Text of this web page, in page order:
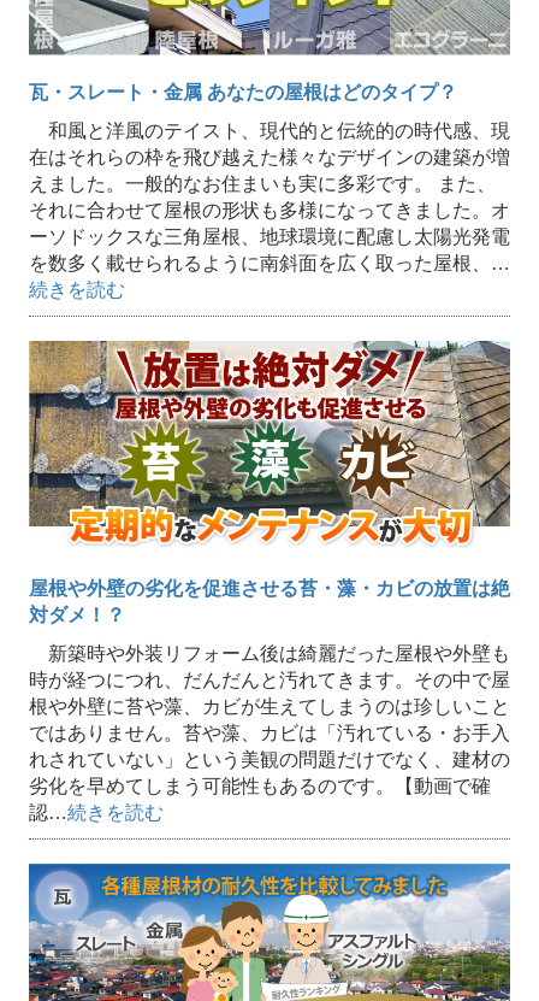
瓦・スレート・金属 あなたの屋根はどのタイプ？
和風と洋風のテイスト、現代的と伝統的の時代感、現
在はそれらの枠を飛び越えた様々なデザインの建築が増
えました。一般的なお住まいも実に多彩です。 また、
それに合わせて屋根の形状も多様になってきました。オ
ーソドックスな三角屋根、地球環境に配慮し太陽光発電
を数多く載せられるように南斜面を広く取った屋根、…
続きを読む
屋根や外壁の劣化を促進させる苔・藻・カビの放置は絶
対ダメ！？
新築時や外装リフォーム後は綺麗だった屋根や外壁も
時が経つにつれ、だんだんと汚れてきます。その中で屋
根や外壁に苔や藻、カビが生えてしまうのは珍しいこと
ではありません。苔や藻、カビは「汚れている・お手入
れされていない」という美観の問題だけでなく、建材の
劣化を早めてしまう可能性もあるのです。【動画で確
認…続きを読む